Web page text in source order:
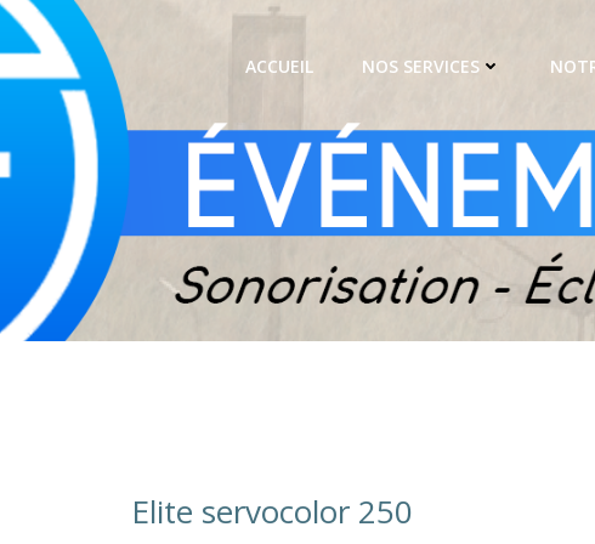
ACCUEIL NOS SERVICES
Elite servocolor 250